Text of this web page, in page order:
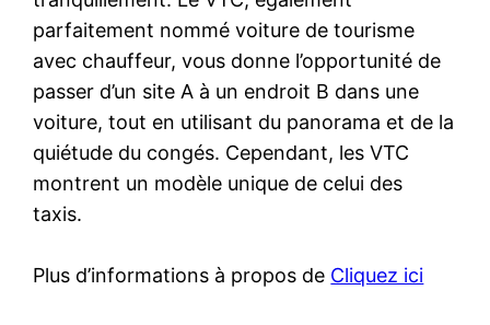
parfaitement nommé voiture de tourisme
avec chauffeur, vous donne l’opportunité de
passer d’un site A à un endroit B dans une
voiture, tout en utilisant du panorama et de la
quiétude du congés. Cependant, les VTC
montrent un modèle unique de celui des
taxis.
Plus d’informations à propos de Cliquez ici